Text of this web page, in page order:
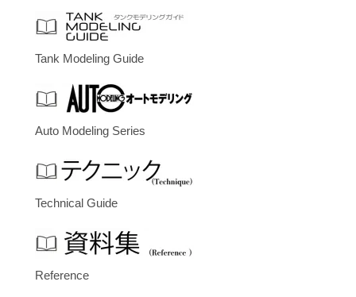
Tank Modeling Guide
Auto Modeling Series
Technical Guide
Reference